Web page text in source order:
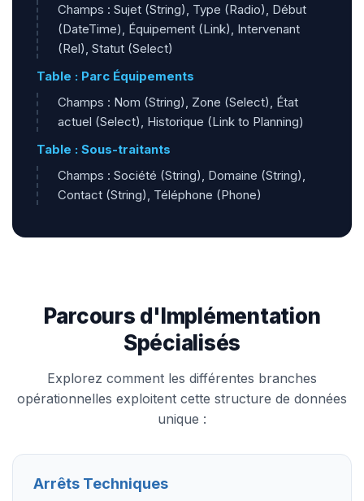
Champs : Sujet (String), Type (Radio), Début
(DateTime), Équipement (Link), Intervenant
(Rel), Statut (Select)
Table : Parc Équipements
Champs : Nom (String), Zone (Select), État
actuel (Select), Historique (Link to Planning)
Table : Sous-traitants
Champs : Société (String), Domaine (String),
Contact (String), Téléphone (Phone)
Parcours d'Implémentation
Spécialisés
Explorez comment les différentes branches
opérationnelles exploitent cette structure de données
unique :
Arrêts Techniques